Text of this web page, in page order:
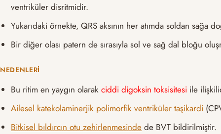
ventriküler disritmidir.
Yukarıdaki örnekte, QRS aksının her atımda soldan
Bir diğer olası patern de sırasıyla sol ve sağ dal bloğu
NEDENLERI
Bu ritim en yaygın olarakciddi digoksin toksisitesi ile
Ailesel katekolaminerjik polimorfik ventriküler taşikardi
Bitkisel bıldırcın otu zehirlenmesinde de BVT bildirilmiştir.